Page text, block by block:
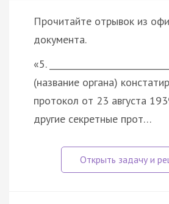
Прочитайте отрывок из
документа.
«5.
(название органа)
протокол от 23 августа
другие секретные прот…